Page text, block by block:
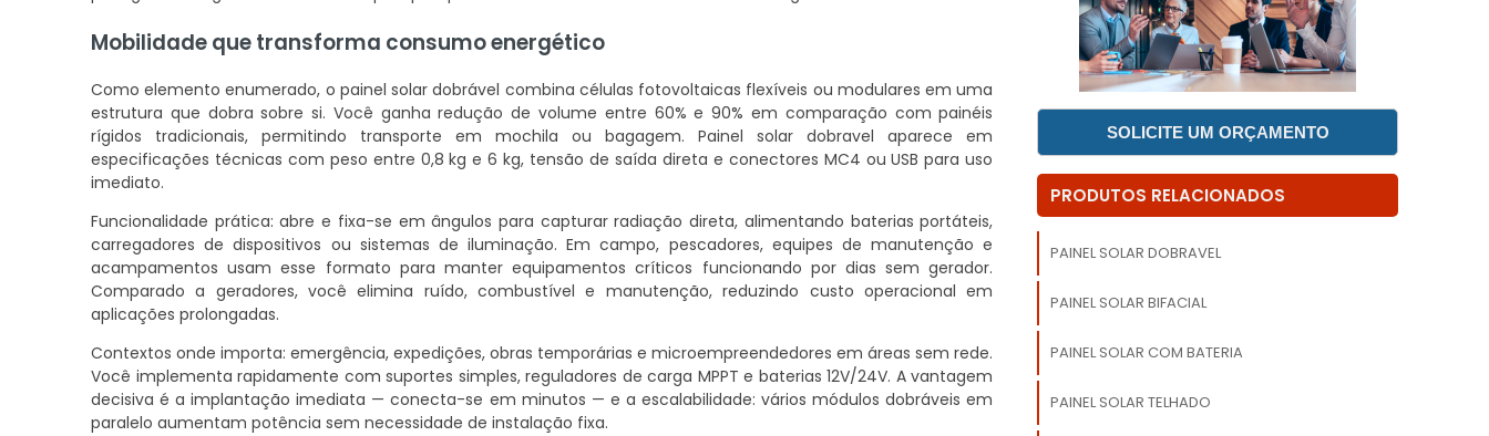
Mobilidade que transforma consumo energético
Como elemento enumerado, o painel solar dobrável combina células fotovoltaicas flexíveis ou modulares em uma
estrutura que dobra sobre si. Você ganha redução de volume entre 60% e 90% em comparação com painéis
rígidos tradicionais, permitindo transporte em mochila ou bagagem. Painel solar dobravel aparece em
especificações técnicas com peso entre 0,8 kg e 6 kg, tensão de saída direta e conectores MC4 ou USB para uso
imediato.
Funcionalidade prática: abre e fixa-se em ângulos para capturar radiação direta, alimentando baterias portáteis,
carregadores de dispositivos ou sistemas de iluminação. Em campo, pescadores, equipes de manutenção e
acampamentos usam esse formato para manter equipamentos críticos funcionando por dias sem gerador.
Comparado a geradores, você elimina ruído, combustível e manutenção, reduzindo custo operacional em
aplicações prolongadas.
Contextos onde importa: emergência, expedições, obras temporárias e microempreendedores em áreas sem rede.
Você implementa rapidamente com suportes simples, reguladores de carga MPPT e baterias 12V/24V. A vantagem
decisiva é a implantação imediata — conecta-se em minutos — e a escalabilidade: vários módulos dobráveis em
paralelo aumentam potência sem necessidade de instalação fixa.
SOLICITE UM ORÇAMENTO
PRODUTOS RELACIONADOS
PAINEL SOLAR DOBRAVEL
PAINEL SOLAR BIFACIAL
PAINEL SOLAR COM BATERIA
PAINEL SOLAR TELHADO